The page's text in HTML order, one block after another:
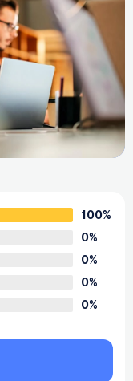
100%
0%
0%
0%
0%